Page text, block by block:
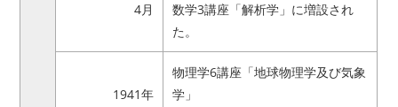
4月
数学3講座「解析学」に増設され
た。
1941年
物理学6講座「地球物理学及び気象
学」